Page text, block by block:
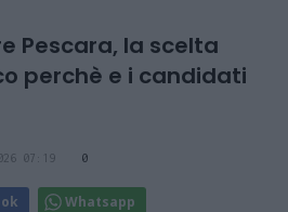
Pescara, la scelta
perchè e i candidati
07:19 0
Whatsapp